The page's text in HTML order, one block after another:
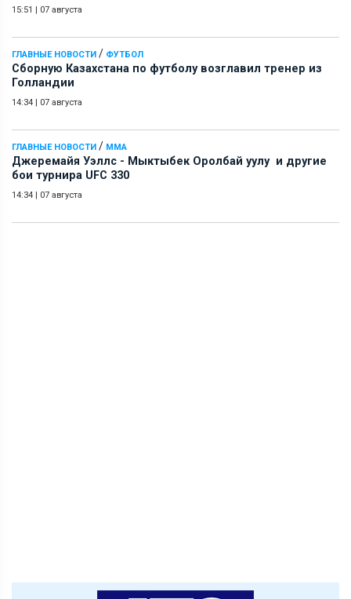
15:51 | 07 августа
ГЛАВНЫЕ НОВОСТИ / ФУТБОЛ
Сборную Казахстана по футболу возглавил тренер из
Голландии
14:34 | 07 августа
ГЛАВНЫЕ НОВОСТИ / ММА
Джеремайя Уэллс - Мыктыбек Оролбай уулу и другие
бои турнира UFC 330
14:34 | 07 августа